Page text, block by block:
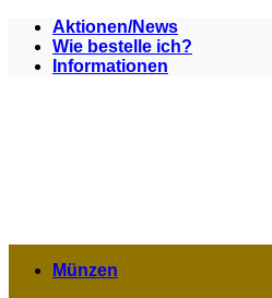
Zum
Inhalt
springen
Aktionen/News
Wie bestelle ich?
Informationen
Münzen